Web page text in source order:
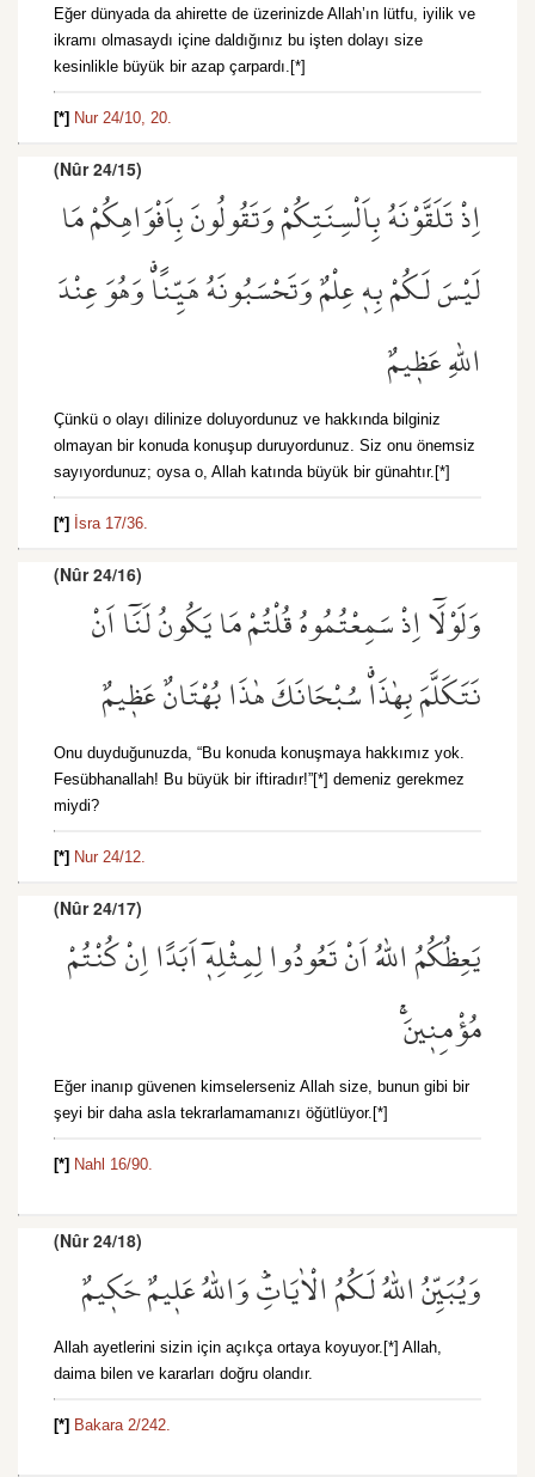
Eğer dünyada da ahirette de üzerinizde Allah’ın lütfu, iyilik ve
ikramı olmasaydı içine daldığınız bu işten dolayı size
kesinlikle büyük bir azap çarpardı.[*]
[*] Nur 24/10, 20.
(Nûr 24/15)
اِذْ تَلَقَّوْنَهُ بِاَلْسِنَتِكُمْ وَتَقُولُونَ بِاَفْوَاهِكُمْ مَا
لَيْسَ لَكُمْ بِه۪ عِلْمٌ وَتَحْسَبُونَهُ هَيِّنًاۗ وَهُوَ عِنْدَ
اللّٰهِ عَظ۪يمٌ
Çünkü o olayı dilinize doluyordunuz ve hakkında bilginiz
olmayan bir konuda konuşup duruyordunuz. Siz onu önemsiz
sayıyordunuz; oysa o, Allah katında büyük bir günahtır.[*]
[*] İsra 17/36.
(Nûr 24/16)
وَلَوْلَٓا اِذْ سَمِعْتُمُوهُ قُلْتُمْ مَا يَكُونُ لَنَٓا اَنْ
نَتَكَلَّمَ بِهٰذَاۗ سُبْحَانَكَ هٰذَا بُهْتَانٌ عَظ۪يمٌ
Onu duyduğunuzda, “Bu konuda konuşmaya hakkımız yok.
Fesübhanallah! Bu büyük bir iftiradır!”[*] demeniz gerekmez
miydi?
[*] Nur 24/12.
(Nûr 24/17)
يَعِظُكُمُ اللّٰهُ اَنْ تَعُودُوا لِمِثْلِه۪ٓ اَبَدًا اِنْ كُنْتُمْ
مُؤْمِن۪ينَۚ
Eğer inanıp güvenen kimselerseniz Allah size, bunun gibi bir
şeyi bir daha asla tekrarlamamanızı öğütlüyor.[*]
[*] Nahl 16/90.
(Nûr 24/18)
وَيُبَيِّنُ اللّٰهُ لَكُمُ الْاٰيَاتِۜ وَاللّٰهُ عَل۪يمٌ حَك۪يمٌ
Allah ayetlerini sizin için açıkça ortaya koyuyor.[*] Allah,
daima bilen ve kararları doğru olandır.
[*] Bakara 2/242.